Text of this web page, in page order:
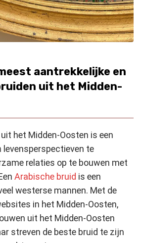
aantrekkelijke en
uit het Midden-
het Midden-Oosten is een
te
relaties op te bouwen met
Arabische bruid is een
westerse mannen. Met de
in het Midden-Oosten,
uit het Midden-Oosten
streven de beste bruid te zijn